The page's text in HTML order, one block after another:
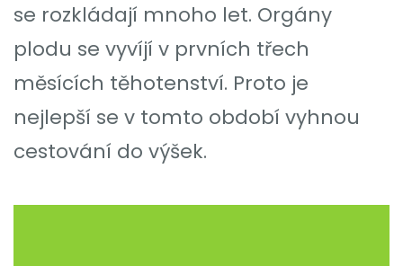
se rozkládají mnoho let. Orgány
plodu se vyvíjí v prvních třech
měsících těhotenství. Proto je
nejlepší se v tomto období vyhnou
cestování do výšek.